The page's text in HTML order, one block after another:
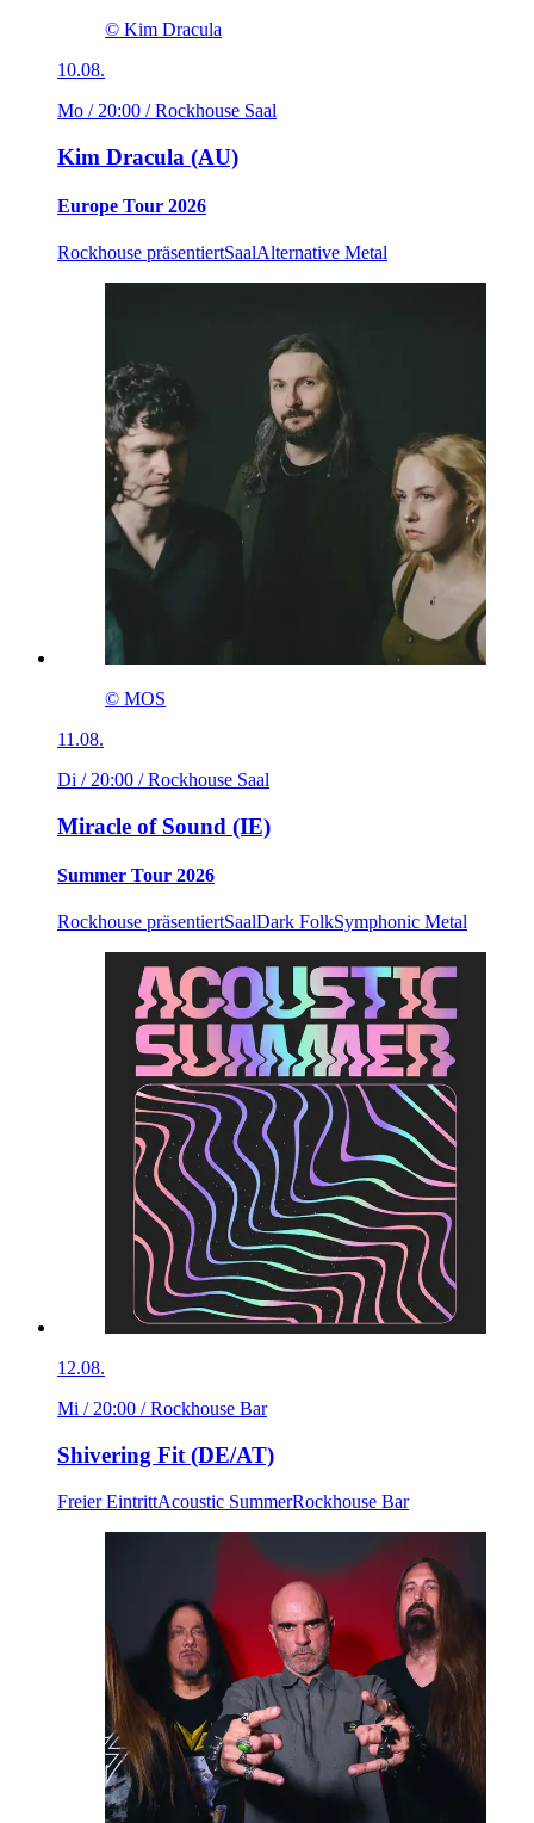
© Kim Dracula
10.08.
Mo / 20:00 / Rockhouse Saal
Kim Dracula (AU)
Europe Tour 2026
Rockhouse präsentiertSaalAlternative Metal
© MOS
11.08.
Di / 20:00 / Rockhouse Saal
Miracle of Sound (IE)
Summer Tour 2026
Rockhouse präsentiertSaalDark FolkSymphonic Metal
12.08.
Mi / 20:00 / Rockhouse Bar
Shivering Fit (DE/AT)
Freier EintrittAcoustic SummerRockhouse Bar